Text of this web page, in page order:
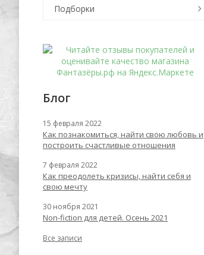
Хит -62%
Подборки
Блог
15 февраля 2022
Как познакомиться, найти свою любовь и
построить счастливые отношения
7 февраля 2022
Как преодолеть кризисы, найти себя и
свою мечту
30 ноября 2021
Non-fiction для детей. Осень 2021
Все записи